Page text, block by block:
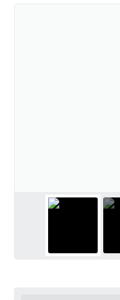
Dados gerais e Obras